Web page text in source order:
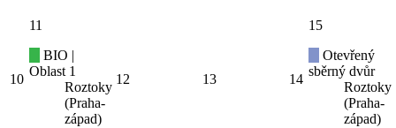
10
11
BIO |
Oblast 1
Roztoky
(Praha-
západ)
12 13 14
15
Otevřený
sběrný dvůr
Roztoky
(Praha-
západ)